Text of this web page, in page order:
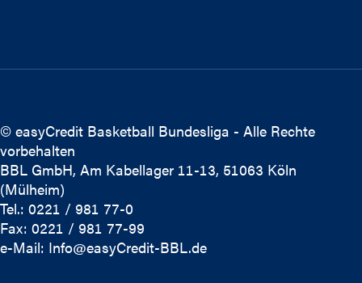
© easyCredit Basketball Bundesliga - Alle Rechte
vorbehalten
BBL GmbH, Am Kabellager 11-13, 51063 Köln
(Mülheim)
Tel.: 0221 / 981 77-0
Fax: 0221 / 981 77-99
e-Mail: Info@easyCredit-BBL.de